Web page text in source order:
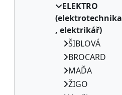
ELEKTRO
(elektrotechnika
, elektrikář)
ŠIBLOVÁ
BROCARD
MAĎA
ŽIGO